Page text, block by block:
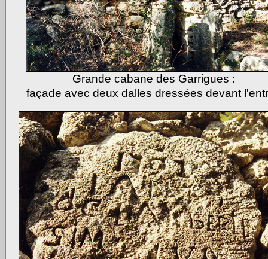
Grande cabane des Garrigues :
façade avec deux dalles dressées devant